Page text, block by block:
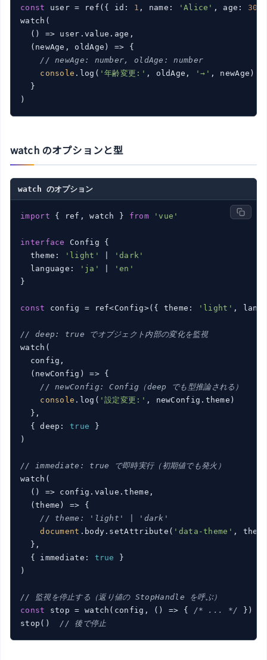
const user = ref({ id: 1 , name: 'Alice' , age: 30
watch(
()
=> user.value.age,
( newAge, oldAge ) => {
// newAge: number, oldAge: number
console .log( '年齢変更:' , oldAge, '→' , newAge)
  }
)
watch のオプションと型
watch のオプション
import { ref, watch } from 'vue'
interface
Config {
  theme:
'light'
'dark'
  language:
'ja'
'en'
}
const config = ref<Config>({ theme: 'light' ,
// deep: true でオブジェクト内部の変化を監視
watch(
  config,
( newConfig ) => {
// newConfig: Config（deep でも型推論される）
console .log( '設定変更:' , newConfig.theme)
  },
  { deep:
true }
)
// immediate: true で即時実行（初期値でも発火）
watch(
()
=> config.value.theme,
(theme ) => {
// theme: 'light' | 'dark'
document .body.setAttribute( 'data-theme' ,
  },
  { immediate:
true
}
)
// 監視を停止する（返り値の StopHandle を呼ぶ）
const stop = watch(config, () => { /* ... */ })
stop() // 後で停止